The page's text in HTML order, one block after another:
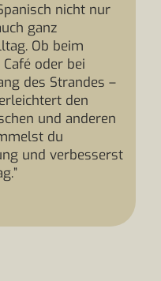
nicht nur
ganz
Ob beim
oder bei
des Strandes –
den
und anderen
du
und verbesserst